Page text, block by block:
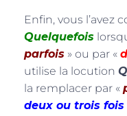
Enfin, vous l’avez
Quelquefois
parfois » ou par «
utilise la locution
la remplacer par «
deux ou trois fois